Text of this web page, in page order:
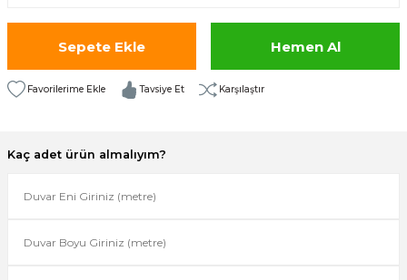
Serisi
Sepete Ekle Hemen Al
Tavsiye Et Karşılaştır
Kaç adet ürün almalıyım?